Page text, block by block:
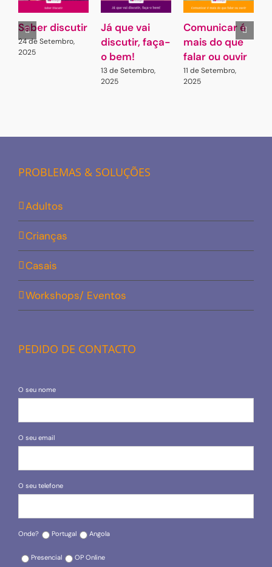
Saber discutir
24 de Setembro,
2025
Já que vai
discutir, faça-
o bem!
13 de Setembro,
2025
Comunicar é
mais do que
falar ou ouvir
11 de Setembro,
2025
PROBLEMAS & SOLUÇÕES
Adultos
Crianças
Casais
Workshops/ Eventos
PEDIDO DE CONTACTO
O seu nome
O seu email
O seu telefone
Onde? Portugal Angola
Presencial OP Online